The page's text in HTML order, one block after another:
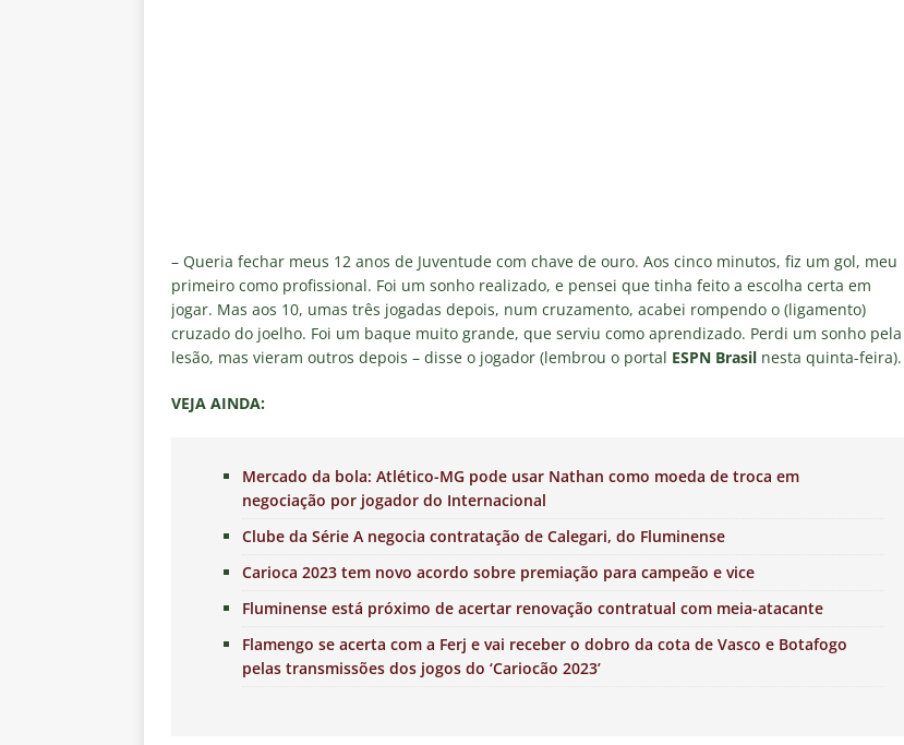
– Queria fechar meus 12 anos de Juventude com chave de ouro. Aos cinco minutos, fiz um gol, meu
primeiro como profissional. Foi um sonho realizado, e pensei que tinha feito a escolha certa em
jogar. Mas aos 10, umas três jogadas depois, num cruzamento, acabei rompendo o (ligamento)
cruzado do joelho. Foi um baque muito grande, que serviu como aprendizado. Perdi um sonho pela
lesão, mas vieram outros depois – disse o jogador (lembrou o portal ESPN Brasil nesta quinta-feira).
VEJA AINDA:
Mercado da bola: Atlético-MG pode usar Nathan como moeda de troca em
negociação por jogador do Internacional
Clube da Série A negocia contratação de Calegari, do Fluminense
Carioca 2023 tem novo acordo sobre premiação para campeão e vice
Fluminense está próximo de acertar renovação contratual com meia-atacante
Flamengo se acerta com a Ferj e vai receber o dobro da cota de Vasco e Botafogo
pelas transmissões dos jogos do ‘Cariocão 2023’